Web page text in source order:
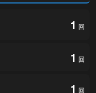
1 回
1 回
1 回